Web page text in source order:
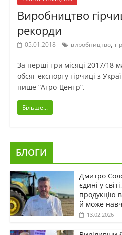
Виробництво
рекорди
05.01.2018 виробництво,
За перші три місяці 2017/18
обсяг експорту гірчиці з
пише “Агро-Центр”.
Більше...
БЛОГИ
Дмитро
єдині у
продукцію
й може
13.02.2026